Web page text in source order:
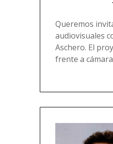
Queremos
audiovisuales
Aschero. El
frente a